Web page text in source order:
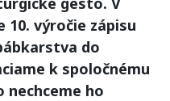
10. výročie zápisu
do
k spoločnému
ho